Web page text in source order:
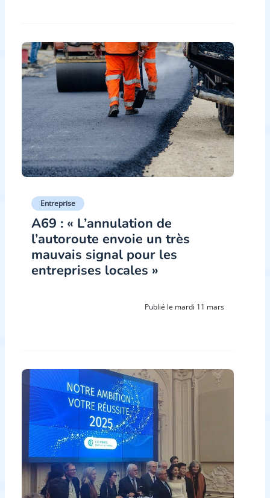
Entreprise
A69 : « L’annulation de
l’autoroute envoie un très
mauvais signal pour les
entreprises locales »
Publié le mardi 11 mars